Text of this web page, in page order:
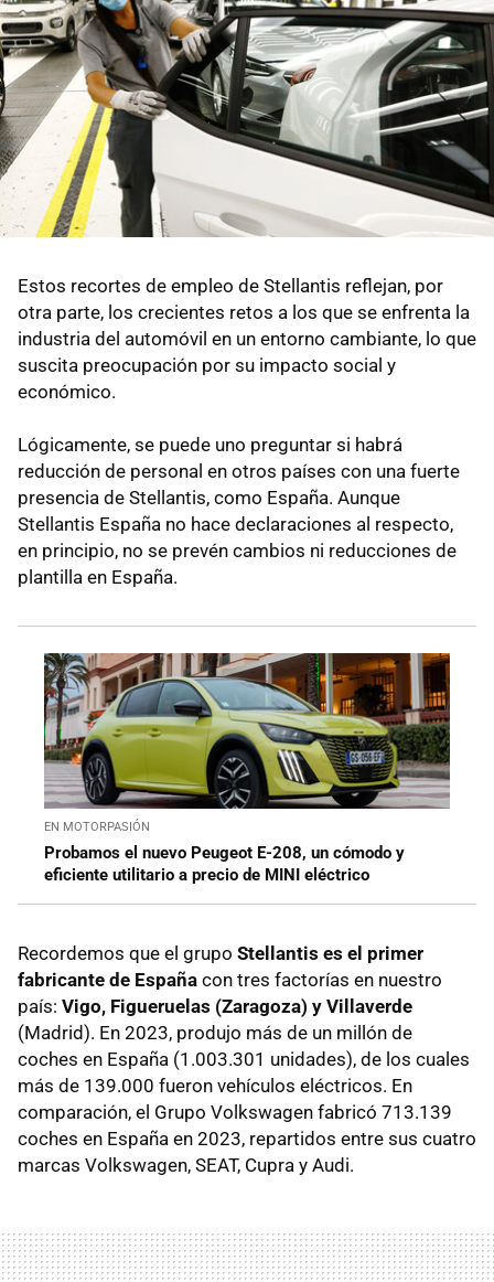
Estos recortes de empleo de Stellantis reflejan, por
otra parte, los crecientes retos a los que se enfrenta la
industria del automóvil en un entorno cambiante, lo que
suscita preocupación por su impacto social y
económico.
Lógicamente, se puede uno preguntar si habrá
reducción de personal en otros países con una fuerte
presencia de Stellantis, como España. Aunque
Stellantis España no hace declaraciones al respecto,
en principio, no se prevén cambios ni reducciones de
plantilla en España.
EN MOTORPASIÓN
Probamos el nuevo Peugeot E-208, un cómodo y
eficiente utilitario a precio de MINI eléctrico
Recordemos que el grupo Stellantis es el primer
fabricante de España con tres factorías en nuestro
país: Vigo, Figueruelas (Zaragoza) y Villaverde
(Madrid). En 2023, produjo más de un millón de
coches en España (1.003.301 unidades), de los cuales
más de 139.000 fueron vehículos eléctricos. En
comparación, el Grupo Volkswagen fabricó 713.139
coches en España en 2023, repartidos entre sus cuatro
marcas Volkswagen, SEAT, Cupra y Audi.